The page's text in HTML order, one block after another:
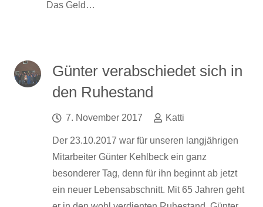
Das Geld…
Günter verabschiedet sich in
den Ruhestand
7. November 2017 Katti
Der 23.10.2017 war für unseren langjährigen
Mitarbeiter Günter Kehlbeck ein ganz
besonderer Tag, denn für ihn beginnt ab jetzt
ein neuer Lebensabschnitt. Mit 65 Jahren geht